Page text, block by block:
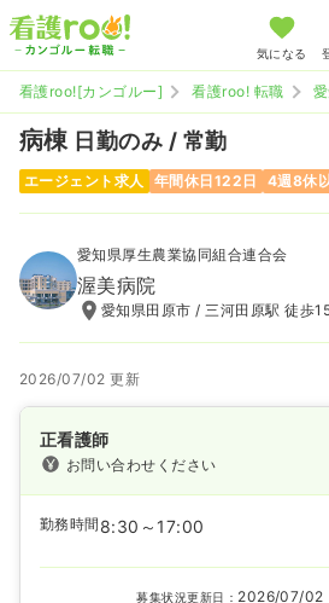
気になる
看護roo![カンゴルー] 看護roo! 転職
病棟 日勤のみ / 常勤
エージェント求人 年間休日122日 4週8休
愛知県厚生農業協同組合連合会
渥美病院
愛知県田原市 / 三河田原駅 徒歩
2026/07/02 更新
正看護師
お問い合わせください
勤務時間 8:30～17:00
募集状況更新日： 2026/07/02